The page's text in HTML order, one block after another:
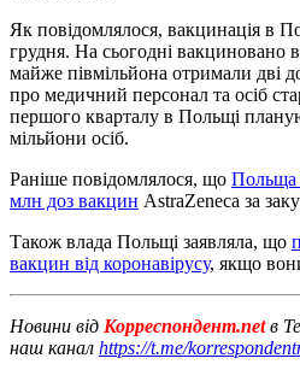
Як повідомлялося, вакцинація в
грудня. На сьогодні вакциновано
майже півмільйона отримали дві
про медичний персонал та осіб
першого кварталу в Польщі
мільйони осіб.
Раніше повідомлялося, що Польща
млн доз вакцин AstraZeneca за
Також влада Польщі заявляла, що
вакцин від коронавірусу, якщо
Новини від Корреспондент.netв
наш канал https://t.me/